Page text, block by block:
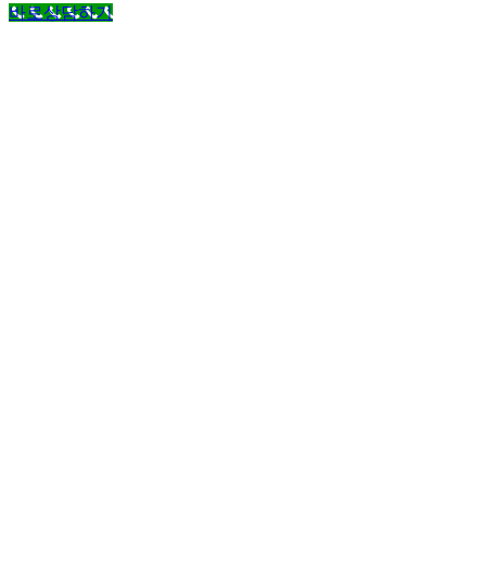
This
바로상담하기